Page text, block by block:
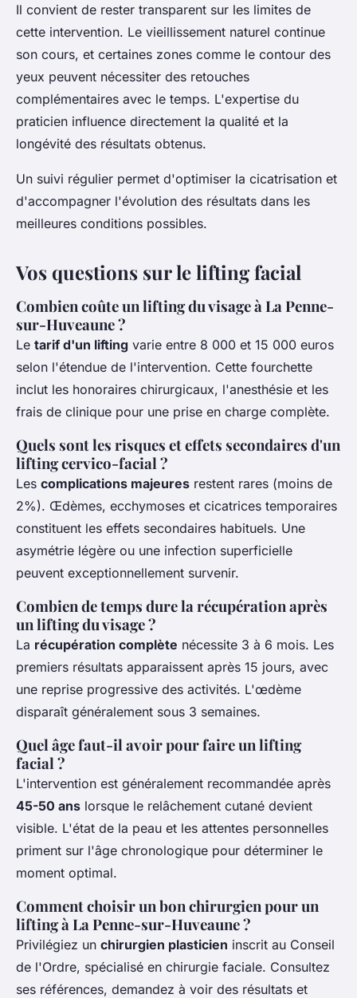
Il convient de rester transparent sur les limites de
cette intervention. Le vieillissement naturel continue
son cours, et certaines zones comme le contour des
yeux peuvent nécessiter des retouches
complémentaires avec le temps. L'expertise du
praticien influence directement la qualité et la
longévité des résultats obtenus.
Un suivi régulier permet d'optimiser la cicatrisation et
d'accompagner l'évolution des résultats dans les
meilleures conditions possibles.
Vos questions sur le lifting facial
Combien coûte un lifting du visage à La Penne-
sur-Huveaune ?
Le tarif d'un lifting varie entre 8 000 et 15 000 euros
selon l'étendue de l'intervention. Cette fourchette
inclut les honoraires chirurgicaux, l'anesthésie et les
frais de clinique pour une prise en charge complète.
Quels sont les risques et effets secondaires d'un
lifting cervico-facial ?
Les complications majeures restent rares (moins de
2%). Œdèmes, ecchymoses et cicatrices temporaires
constituent les effets secondaires habituels. Une
asymétrie légère ou une infection superficielle
peuvent exceptionnellement survenir.
Combien de temps dure la récupération après
un lifting du visage ?
La récupération complète nécessite 3 à 6 mois. Les
premiers résultats apparaissent après 15 jours, avec
une reprise progressive des activités. L'œdème
disparaît généralement sous 3 semaines.
Quel âge faut-il avoir pour faire un lifting
facial ?
L'intervention est généralement recommandée après
45-50 ans lorsque le relâchement cutané devient
visible. L'état de la peau et les attentes personnelles
priment sur l'âge chronologique pour déterminer le
moment optimal.
Comment choisir un bon chirurgien pour un
lifting à La Penne-sur-Huveaune ?
Privilégiez un chirurgien plasticien inscrit au Conseil
de l'Ordre, spécialisé en chirurgie faciale. Consultez
ses références, demandez à voir des résultats et